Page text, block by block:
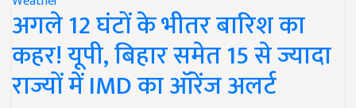
अगले 12 घंटों के भीतर बारिश का
कहर! यूपी, बिहार समेत 15 से ज्यादा
राज्यों में IMD का ऑरेंज अलर्ट